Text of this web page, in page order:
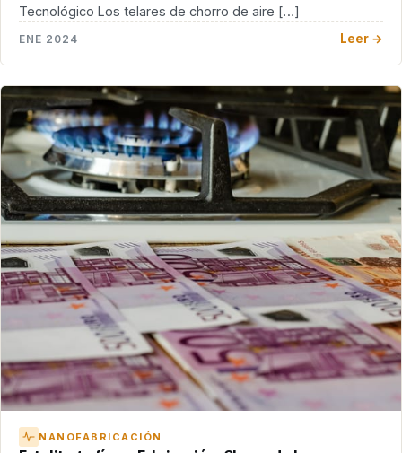
Tecnológico Los telares de chorro de aire […]
ENE 2024 Leer →
NANOFABRICACIÓN